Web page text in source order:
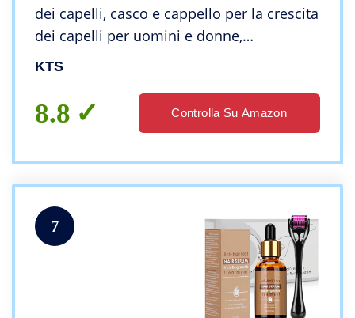
dei capelli, casco e cappello per la crescita
dei capelli per uomini e donne,
trattamento della caduta dei capelli per il
KTS
8.8 Controlla Su Amazon
7